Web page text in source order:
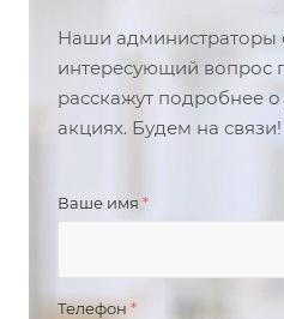
Наши администраторы
интересующий вопрос
расскажут подробнее
акциях. Будем на связи!
Ваше имя *
Телефон *